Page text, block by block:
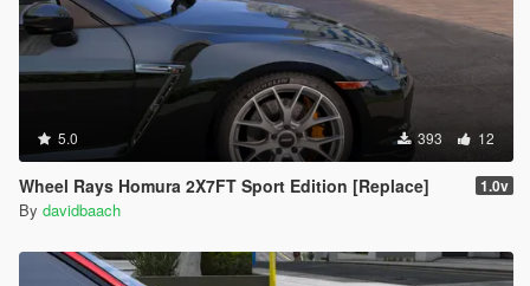
5.0 393 12
Wheel Rays Homura 2X7FT Sport Edition [Replace] 1.0v
By davidbaach